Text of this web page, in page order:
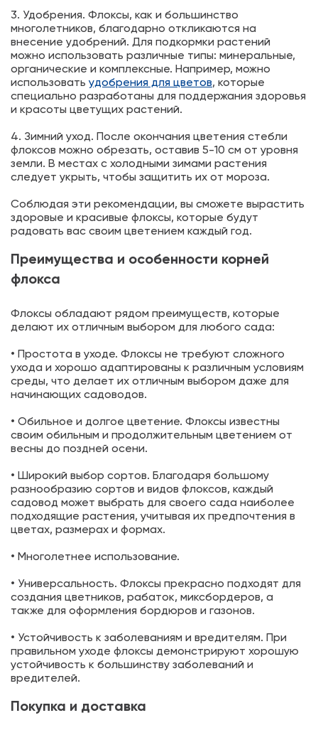
3. Удобрения. Флоксы, как и большинство
многолетников, благодарно откликаются на
внесение удобрений. Для подкормки растений
можно использовать различные типы: минеральные,
органические и комплексные. Например, можно
использовать удобрения для цветов, которые
специально разработаны для поддержания здоровья
и красоты цветущих растений.
4. Зимний уход. После окончания цветения стебли
флоксов можно обрезать, оставив 5-10 см от уровня
земли. В местах с холодными зимами растения
следует укрыть, чтобы защитить их от мороза.
Соблюдая эти рекомендации, вы сможете вырастить
здоровые и красивые флоксы, которые будут
радовать вас своим цветением каждый год.
Преимущества и особенности корней
флокса
Флоксы обладают рядом преимуществ, которые
делают их отличным выбором для любого сада:
• Простота в уходе. Флоксы не требуют сложного
ухода и хорошо адаптированы к различным условиям
среды, что делает их отличным выбором даже для
начинающих садоводов.
• Обильное и долгое цветение. Флоксы известны
своим обильным и продолжительным цветением от
весны до поздней осени.
• Широкий выбор сортов. Благодаря большому
разнообразию сортов и видов флоксов, каждый
садовод может выбрать для своего сада наиболее
подходящие растения, учитывая их предпочтения в
цветах, размерах и формах.
• Многолетнее использование.
• Универсальность. Флоксы прекрасно подходят для
создания цветников, рабаток, миксбордеров, а
также для оформления бордюров и газонов.
• Устойчивость к заболеваниям и вредителям. При
правильном уходе флоксы демонстрируют хорошую
устойчивость к большинству заболеваний и
вредителей.
Покупка и доставка